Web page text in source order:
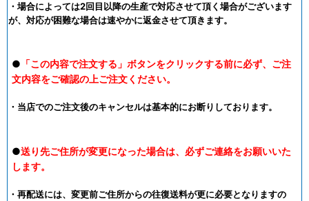
・場合によっては2回目以降の生産で対応させて頂く場合がございます
が、対応が困難な場合は速やかに返金させて頂きます。
● 「この内容で注文する」ボタンをクリックする前に必ず、ご注
文内容をご確認の上ご注文ください。
・当店でのご注文後のキャンセルは基本的にお断りしております。
●送り先ご住所が変更になった場合は、必ずご連絡をお願いいた
します。
・再配送には、変更前ご住所からの往復送料が更に必要となりますの